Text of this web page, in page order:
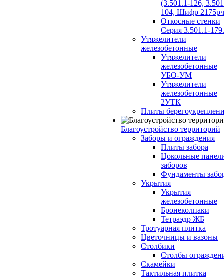
(3.501.1-126,
104, Шифр
Откосные стенки
Серия 3.501.1-
Утяжелители
железобетонные
Утяжелители
железобетонные
УБО-УМ
Утяжелители
железобетонные
2УТК
Плиты
Благоустройство территорий
Заборы и ограждения
Плиты забора
Цокольные
заборов
Фундаменты
Укрытия
Укрытия
железобетонные
Бронеколпаки
Тетраэдр ЖБ
Тротуарная плитка
Цветочницы и вазоны
Столбики
Столбы
Скамейки
Тактильная плитка